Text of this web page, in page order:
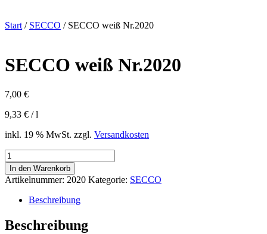
Start / SECCO / SECCO weiß Nr.2020
SECCO weiß Nr.2020
7,00 €
9,33 € /l
inkl. 19 % MwSt. zzgl. Versandkosten
SECCO
weiß
Nr.2020
Menge
In den Warenkorb
Artikelnummer: 2020 Kategorie: SECCO
Beschreibung
Beschreibung